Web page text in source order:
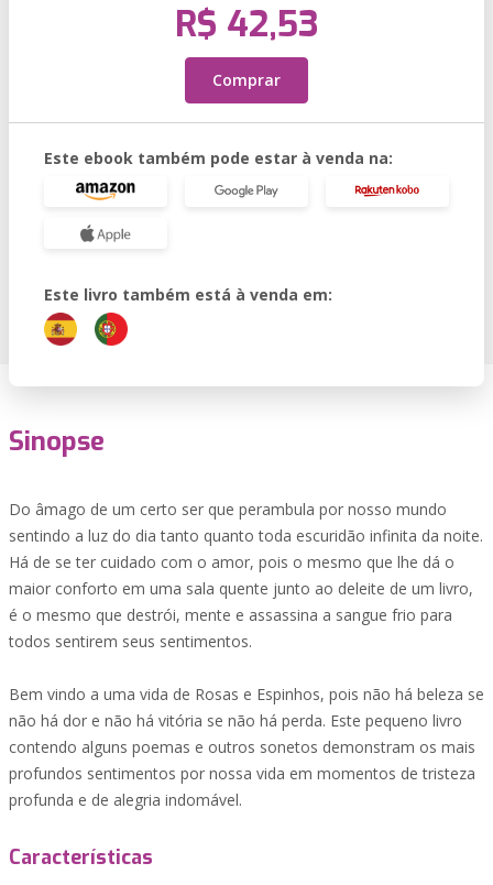
R$ 42,53
Comprar
Este ebook também pode estar à venda na:
Este livro também está à venda em:
Sinopse
Do âmago de um certo ser que perambula por nosso mundo
sentindo a luz do dia tanto quanto toda escuridão infinita da noite.
Há de se ter cuidado com o amor, pois o mesmo que lhe dá o
maior conforto em uma sala quente junto ao deleite de um livro,
é o mesmo que destrói, mente e assassina a sangue frio para
todos sentirem seus sentimentos.
Bem vindo a uma vida de Rosas e Espinhos, pois não há beleza se
não há dor e não há vitória se não há perda. Este pequeno livro
contendo alguns poemas e outros sonetos demonstram os mais
profundos sentimentos por nossa vida em momentos de tristeza
profunda e de alegria indomável.
Características